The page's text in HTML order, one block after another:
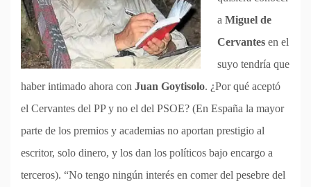
a Miguel de
Cervantes en el
suyo tendría que
haber intimado ahora con Juan Goytisolo. ¿Por qué aceptó
el Cervantes del PP y no el del PSOE? (En España la mayor
parte de los premios y academias no aportan prestigio al
escritor, solo dinero, y los dan los políticos bajo encargo a
terceros). “No tengo ningún interés en comer del pesebre del